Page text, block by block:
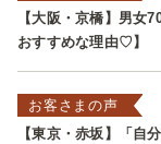
【大阪・京橋】男
おすすめな理由♡】
お客さまの声
【東京・赤坂】「自